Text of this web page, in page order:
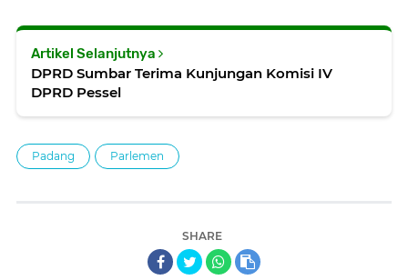
Artikel Selanjutnya
DPRD Sumbar Terima Kunjungan Komisi IV
DPRD Pessel
Padang Parlemen
SHARE